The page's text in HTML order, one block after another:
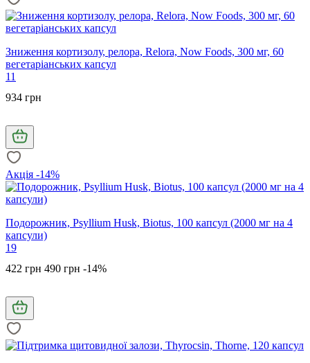
Зниження кортизолу, релора, Relora, Now Foods, 300 мг, 60
вегетаріанських капсул
11
934 грн
Акція -14%
Подорожник, Psyllium Husk, Biotus, 100 капсул (2000 мг на 4
капсули)
19
422 грн 490 грн -14%